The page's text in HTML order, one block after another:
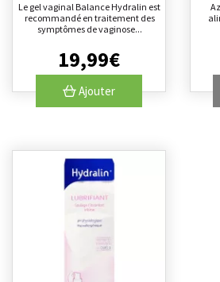
Le gel vaginal Balance Hydralin est
recommandé en traitement des
symptômes de vaginose...
19,99€
Ajouter